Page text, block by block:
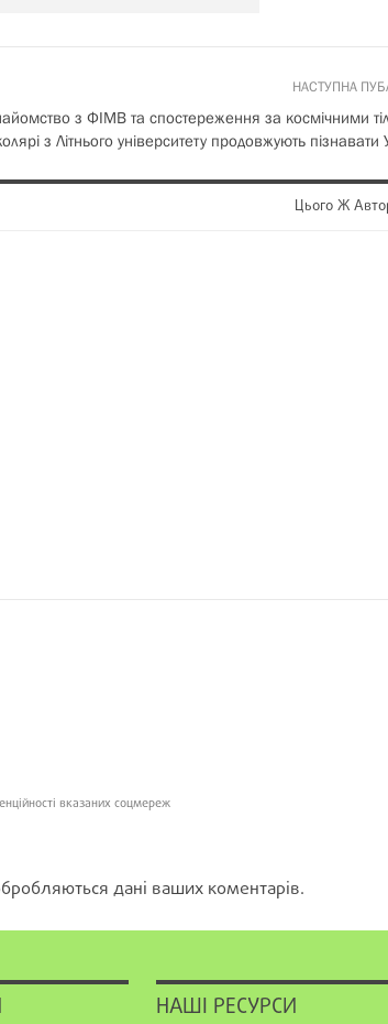
НАСТУПНА
з ФІМВ та спостереження за космічними
з Літнього університету продовжують
Цього Ж
вказаних соцмереж
дані ваших коментарів.
НАШІ РЕСУРСИ